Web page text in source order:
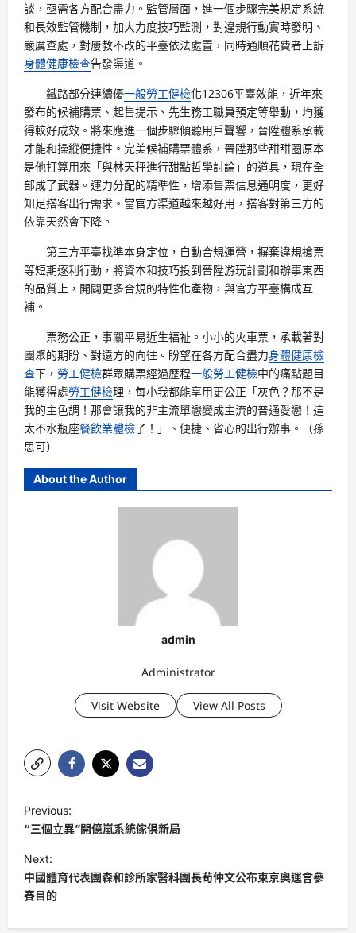
談，亟需各方配合盡力。監管層面，進一個步驟完美規定系統
和長效監管機制，加大力度技巧監測，對違規行動實時發明、
嚴厲查處，對屢教不改的平臺依法處置，同時通順花費者上訴
身體健康檢查告發渠道。
鐵路部分連續優一般勞工健檢化12306平臺效能，近年來
發布的候補購票、起售提示、先生務工職員預定等舉動，均獲
得較好成效。將來應進一個步驟傾聽用戶聲響，晉陞體系承載
才能和操縱便捷性。完美候補購票體系，晉陞那些甜甜圈原本
是他打算用來「與林天秤進行甜點哲學討論」的道具，現在全
部成了武器。運力分配的精準性，增添售票信息通明度，更好
知足搭客出行需求。當官方渠道越來越好用，搭客對第三方的
依靠天然會下降。
第三方平臺找準本身定位，自動合規運營，摒棄違規搶票
等短期逐利行動，將資本和技巧投到晉陞游玩計劃和辦事東西
的品質上，開闢更多合規的特性化產物，與官方平臺構成互
補。
票務公正，事關平易近生福祉。小小的火車票，承載著對
團聚的期盼、對遠方的向往。盼望在各方配合盡力身體健康檢
查下， 勞工健檢群眾購票經過歷程一般勞工健檢中的痛點題目
能獲得處勞工健檢理，每小我都能享用更公正「灰色？那不是
我的主色調！那會讓我的非主流單戀變成主流的普通愛戀！這
太不水瓶座餐飲業體檢了！」、便捷、省心的出行辦事。（孫
思可）
About the Author
admin
Administrator
Visit Website View All Posts
o
s
t
n
a
Previous:
“三個立異”開億嵐系統傢俱新局
Next:
中國體育代表團森和診所家醫科團長茍仲文公布東京奧運會參
賽目的